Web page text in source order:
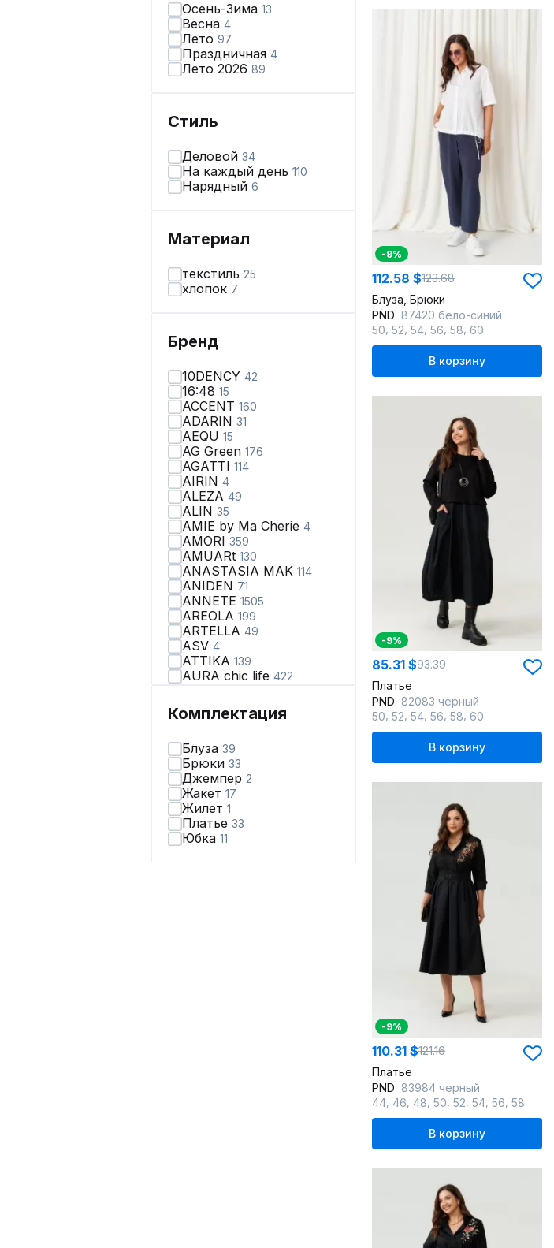
Осень-Зима 13
Весна 4
Лето 97
Праздничная 4
Лето 2026 89
Стиль
Деловой 34
На каждый день 110
Нарядный 6
Материал
текстиль 25
хлопок 7
Бренд
10DENCY 42
16:48 15
ACCENT 160
ADARIN 31
AEQU 15
AG Green 176
AGATTI 114
AIRIN 4
ALEZA 49
ALIN 35
AMIE by Ma Сherie 4
AMORI 359
AMUARt 130
ANASTASIA MAK 114
ANIDEN 71
ANNETE 1505
AREOLA 199
ARTELLA 49
ASV 4
ATTIKA 139
AURA chic life 422
AVEEVA66
AXXA 67
Abbi110
Achosa40
Aira Style
Alani Collection
Alena Goretskaya
Algranda
Комплектация
Блуза 39
Брюки 33
Джемпер 2
Жакет 17
Жилет 1
Платье 33
Юбка 11
-9%
112.58 $123.68
Блуза, Брюки
PND 87420 бело-синий
50 52 54 56 58 60
В корзину
-9%
85.31 $93.39
Платье
PND 82083 черный
50 52 54 56 58 60
В корзину
-9%
110.31 $121.16
Платье
PND 83984 черный
44 46 48 50 52 54 56 58
В корзину